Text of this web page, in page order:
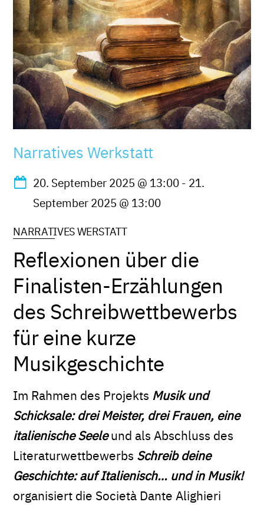
Narratives Werkstatt
20. September 2025 @ 13:00- 21.
September 2025 @ 13:00
NARRATIVES WERSTATT
Reflexionen über die
Finalisten-Erzählungen
des Schreibwettbewerbs
für eine kurze
Musikgeschichte
Im Rahmen des Projekts Musik und
Schicksale: drei Meister, drei Frauen, eine
italienische Seeleund als Abschluss des
Literaturwettbewerbs Schreib deine
Geschichte: auf Italienisch… und in Musik!
organisiert die Società Dante Alighieri